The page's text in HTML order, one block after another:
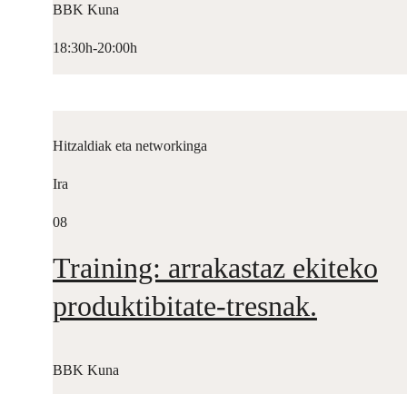
BBK Kuna
18:30h-20:00h
Hitzaldiak eta networkinga
Ira
08
Training: arrakastaz ekiteko
produktibitate-tresnak.
BBK Kuna